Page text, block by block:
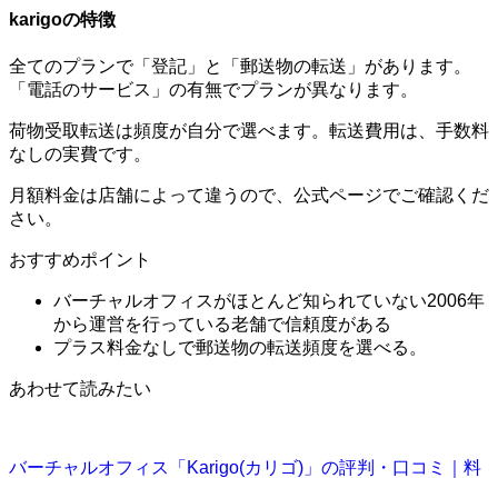
karigoの特徴
全てのプランで「登記」と「郵送物の転送」があります。
「電話のサービス」の有無でプランが異なります。
荷物受取転送は頻度が自分で選べます。転送費用は、手数料
なしの実費です。
月額料金は店舗によって違うので、公式ページでご確認くだ
さい。
おすすめポイント
バーチャルオフィスがほとんど知られていない2006年
から運営を行っている老舗で信頼度がある
プラス料金なしで郵送物の転送頻度を選べる。
あわせて読みたい
バーチャルオフィス「Karigo(カリゴ)」の評判・口コミ｜料